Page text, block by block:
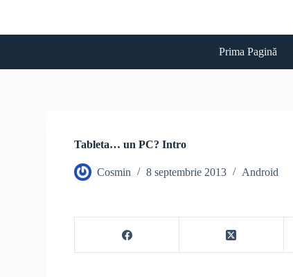
r
Prima Pagină
Tableta… un PC? Intro
Cosmin 8 septembrie 2013 Android